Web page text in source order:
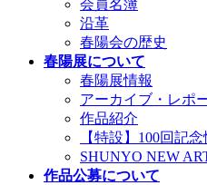
会員名簿
沿革
春陽会の歴史
春陽展について
春陽展情報
アーカイブ・レポ
作品紹介
【特設】100回記念
SHUNYO NEW
作品公募について